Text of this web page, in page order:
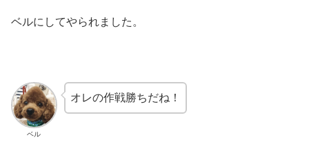
ベルにしてやられました。
ベル
オレの作戦勝ちだね！